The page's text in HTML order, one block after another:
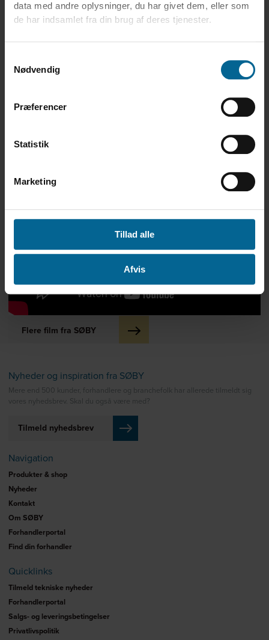
data med andre oplysninger, du har givet dem, eller som
de har indsamlet fra din brug af deres tjenester.
Nødvendig
Præferencer
Statistik
Marketing
Tillad alle
Afvis
Flere film fra SØBY
Nyheder og inspiration fra SØBY
Mere end 500 kunder, forhandlere og branchefolk har allerede tilmeldt sig
vores nyhedsbrev. Skal du også være med?
Tilmeld nyhedsbrev
Navigation
Produkter & shop
Nyheder
Kontakt
Om SØBY
Forhandlerportal
Find din forhandler
Quicklinks
Tilmeld tekniske nyheder
Forhandlerportal
Salgs- og leveringsbetingelser
Privatlivspolitik